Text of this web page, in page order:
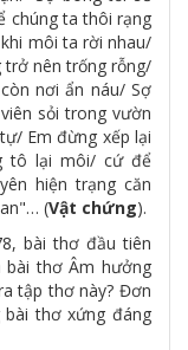
chúng ta thôi rạng
môi ta rời nhau/
trở nên trống rỗng/
nơi ẩn náu/ Sợ
sỏi trong vườn
Em đừng xếp lại
tô lại môi/ cứ để
hiện trạng căn
(Vật chứng).
bài thơ đầu tiên
thơ Âm hưởng
tập thơ này? Đơn
thơ xứng đáng